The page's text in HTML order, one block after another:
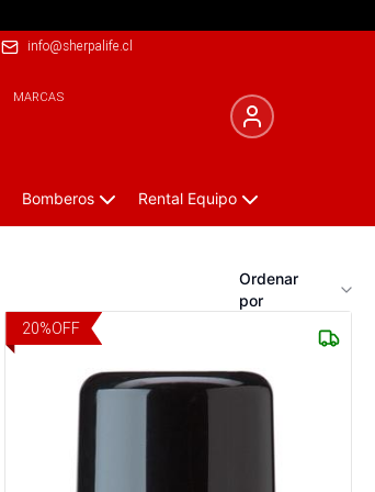
info@sherpalife.cl
MARCAS
Bomberos Rental Equipo
Ordenar
por
20%OFF